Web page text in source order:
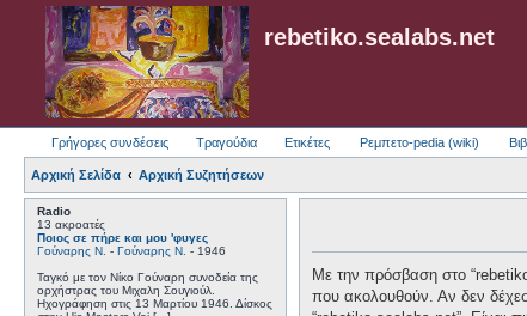
rebetiko.sealabs.net
Γρήγορες συνδέσεις Τραγούδια Ετικέτες Ρεμπετο-pedia (wiki)
Αρχική Σελίδα Αρχική Συζητήσεων
Radio
13 ακροατές
Ποιος σε πήρε και μου 'φυγες
Γούναρης Ν. - Γούναρης Ν. - 1946
Ταγκό με τον Νίκο Γούναρη συνοδεία της
ορχήστρας του Μιχαλη Σουγιούλ.
Ηχογράφηση στις 13 Μαρτίου 1946. Δίσκος
Με την πρόσβαση στο
που ακολουθούν. Αν δεν